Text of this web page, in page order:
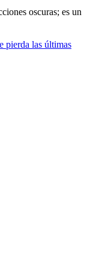
oscuras; es un
pierda las últimas